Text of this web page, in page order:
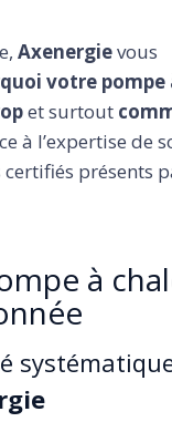
Axenergievous
votre pompe
et surtout
à l’expertise de
présents
à